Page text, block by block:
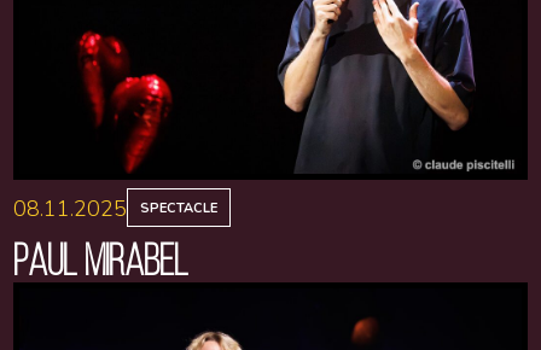
08.11.2025 SPECTACLE
PAUL MIRABEL